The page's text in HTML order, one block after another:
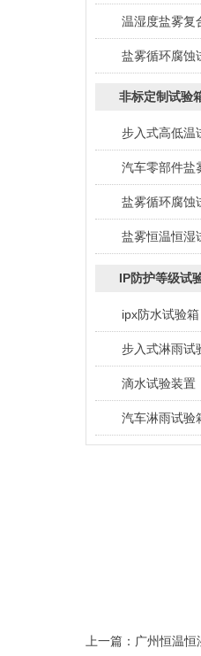
温湿度盐雾复
盐雾循环腐蚀
非标定制试验
步入式高低温
汽车零部件盐
盐雾循环腐蚀
盐雾恒温恒湿
IP防护等级试
ipx防水试验箱
步入式淋雨试
滴水试验装置
汽车淋雨试验
上一篇： 广州恒温